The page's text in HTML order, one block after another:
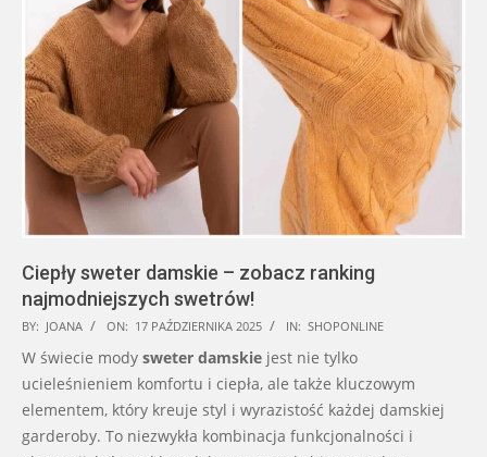
Ciepły sweter damskie – zobacz ranking
najmodniejszych swetrów!
2025-
10-
BY: JOANA ON: 17 PAŹDZIERNIKA 2025 IN: SHOPONLINE
W świecie mody sweter damskie jest nie tylko
ucieleśnieniem komfortu i ciepła, ale także kluczowym
elementem, który kreuje styl i wyrazistość każdej damskiej
garderoby. To niezwykła kombinacja funkcjonalności i